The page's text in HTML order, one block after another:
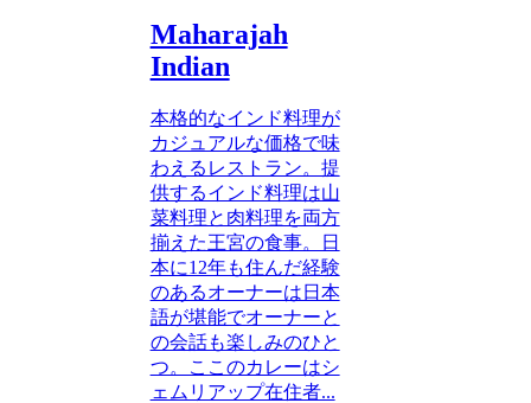
Maharajah
Indian
本格的なインド料理が
カジュアルな価格で味
わえるレストラン。提
供するインド料理は山
菜料理と肉料理を両方
揃えた王宮の食事。日
本に12年も住んだ経験
のあるオーナーは日本
語が堪能でオーナーと
の会話も楽しみのひと
つ。ここのカレーはシ
ェムリアップ在住者...